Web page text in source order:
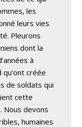
les
leurs vies
Pleurons
dont la
à
qu’ont créée
de soldats qui
cette
Nous devons
humaines